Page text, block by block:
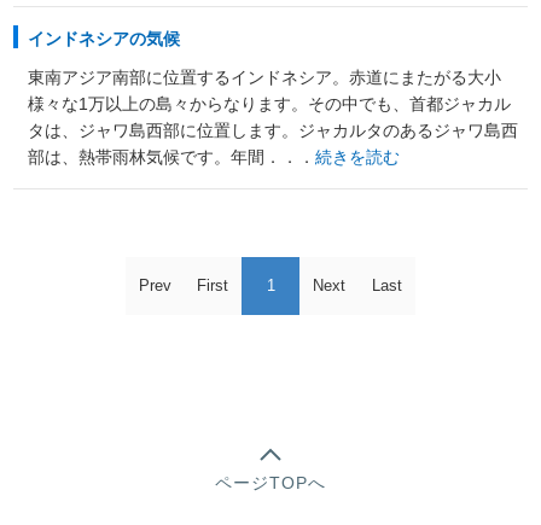
インドネシアの気候
東南アジア南部に位置するインドネシア。赤道にまたがる大小
様々な1万以上の島々からなります。その中でも、首都ジャカル
タは、ジャワ島西部に位置します。ジャカルタのあるジャワ島西
部は、熱帯雨林気候です。年間．．．続きを読む
Prev First 1 Next Last
ページTOPへ